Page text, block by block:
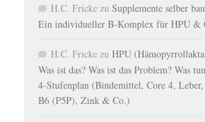
H.C. Fricke zu Supplemente selber
Ein individueller B-Komplex für HPU &
H.C. Fricke zu HPU
Was ist das? Was ist das Problem? Was
4-Stufenplan (Bindemittel, Core 4,
B6 (P5P), Zink & Co.)